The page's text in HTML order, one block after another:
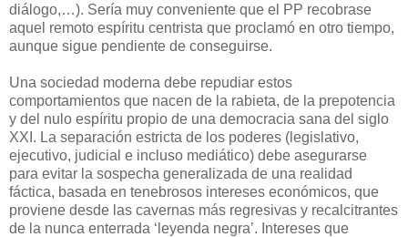
diálogo,…). Sería muy conveniente que el PP recobrase
aquel remoto espíritu centrista que proclamó en otro tiempo,
aunque sigue pendiente de conseguirse.
Una sociedad moderna debe repudiar estos
comportamientos que nacen de la rabieta, de la prepotencia
y del nulo espíritu propio de una democracia sana del siglo
XXI. La separación estricta de los poderes (legislativo,
ejecutivo, judicial e incluso mediático) debe asegurarse
para evitar la sospecha generalizada de una realidad
fáctica, basada en tenebrosos intereses económicos, que
proviene desde las cavernas más regresivas y recalcitrantes
de la nunca enterrada ‘leyenda negra’. Intereses que